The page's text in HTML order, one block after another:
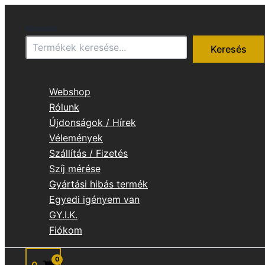
content
Keresés
Webshop
Rólunk
Újdonságok / Hírek
Vélemények
Szállítás / Fizetés
Szíj mérése
Gyártási hibás termék
Egyedi igényem van
GY.I.K.
Fiókom